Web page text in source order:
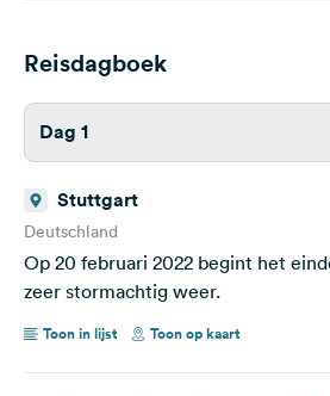
Reisdagboek
Dag 1
Stuttgart
Deutschland
Op 20 februari 2022 begint het
zeer stormachtig weer.
Toon in lijst Toon op kaart